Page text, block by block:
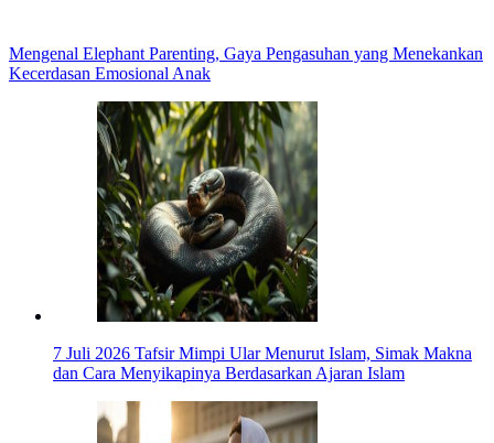
Mengenal Elephant Parenting, Gaya Pengasuhan yang Menekankan
Kecerdasan Emosional Anak
7 Juli 2026 Tafsir Mimpi Ular Menurut Islam, Simak Makna
dan Cara Menyikapinya Berdasarkan Ajaran Islam